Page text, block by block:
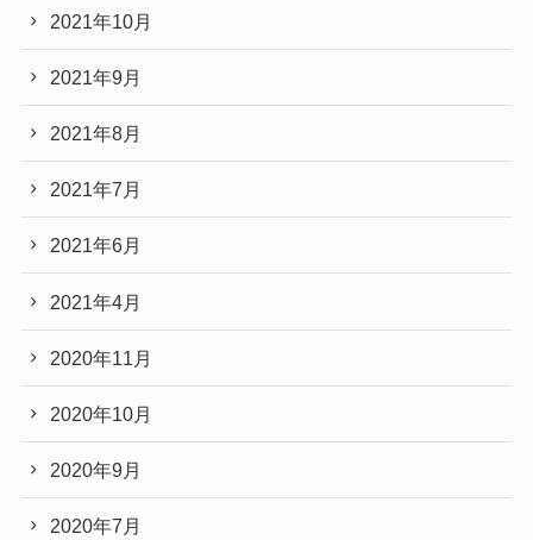
2021年10月
2021年9月
2021年8月
2021年7月
2021年6月
2021年4月
2020年11月
2020年10月
2020年9月
2020年7月